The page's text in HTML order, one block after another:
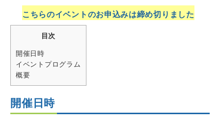
こちらのイベントのお申込みは締め切りました
目次
開催日時
イベントプログラム
概要
開催日時